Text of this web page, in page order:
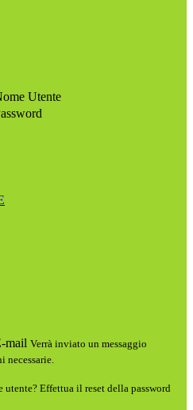
Utente
mail Verrà inviato un messaggio
necessarie.
utente? Effettua il reset della password